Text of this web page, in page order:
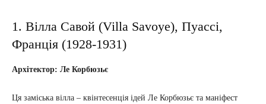
1. Вілла Савой (Villa Savoye), Пуассі,
Франція (1928-1931)
Архітектор: Ле Корбюзьє
Ця заміська вілла – квінтесенція ідей Ле Корбюзьє та маніфест